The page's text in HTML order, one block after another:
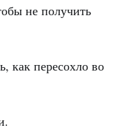
не получить
как пересохло во